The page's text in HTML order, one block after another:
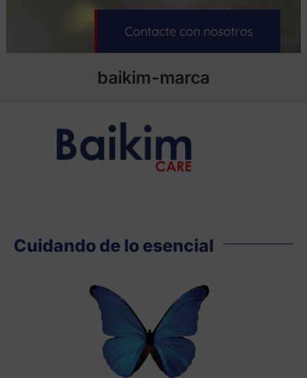
Contacte con nosotros
baikim-marca
Cuidando de lo esencial